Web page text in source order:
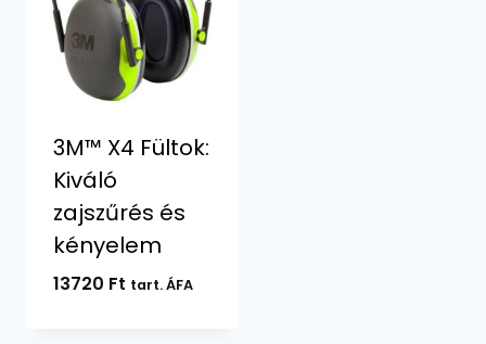
3M™ X4 Fültok:
Kiváló
zajszűrés és
kényelem
13720 Ft tart. ÁFA